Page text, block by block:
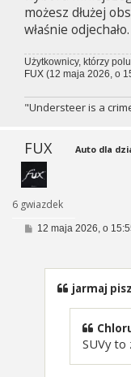
możesz dłużej
właśnie odjechało.
Użytkownicy, którzy
FUX (12 maja 2026, o
"Understeer is a
FUX
6 gwiazdek
Auto dla
P12 maja 2026, o
jarmaj
SUVy to